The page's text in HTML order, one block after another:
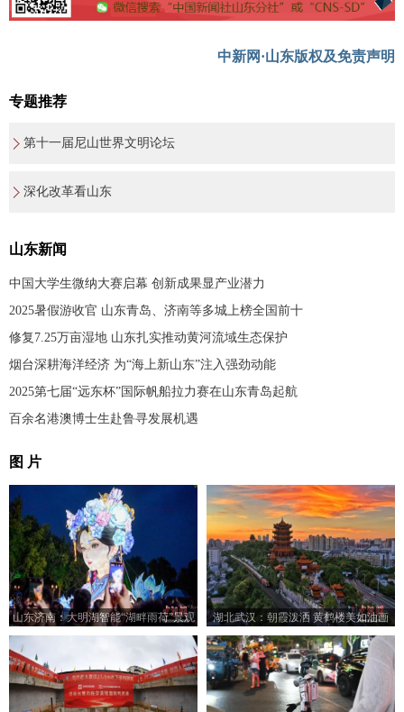
中新网·山东版权及免责声明
专题推荐
第十一届尼山世界文明论坛
深化改革看山东
山东新闻
中国大学生微纳大赛启幕 创新成果显产业潜力
2025暑假游收官 山东青岛、济南等多城上榜全国前十
修复7.25万亩湿地 山东扎实推动黄河流域生态保护
烟台深耕海洋经济 为“海上新山东”注入强劲动能
2025第七届“远东杯”国际帆船拉力赛在山东青岛起航
百余名港澳博士生赴鲁寻发展机遇
图 片
山东济南：大明湖智能“湖畔雨荷”景观
亮灯
湖北武汉：朝霞泼洒 黄鹤楼美如油画